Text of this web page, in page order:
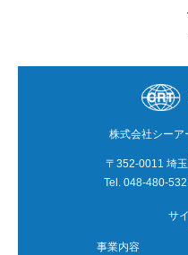
株式会社シーア
〒352-0011 埼
Tel. 048-480-
サ
事業内容